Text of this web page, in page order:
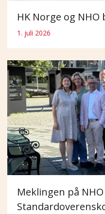
HK Norge og NHO
1. juli 2026
Meklingen på NHO